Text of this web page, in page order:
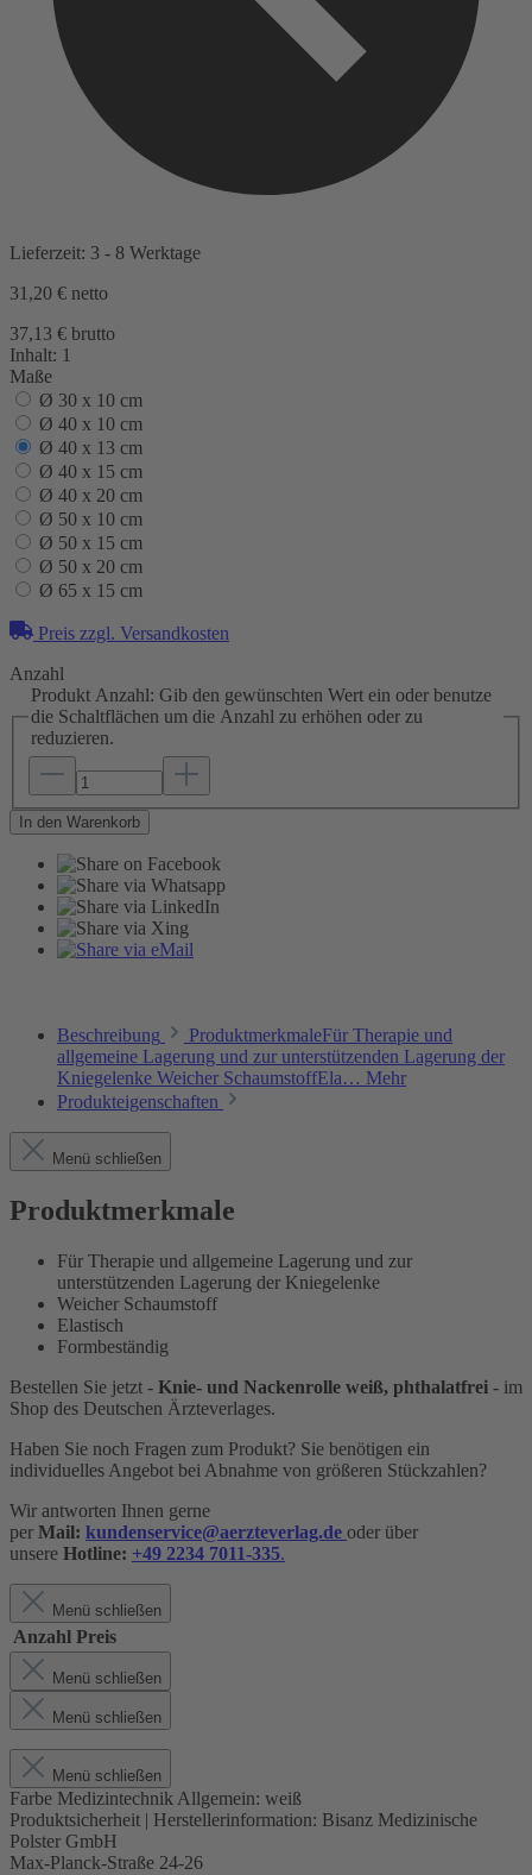
Lieferzeit: 3 - 8 Werktage
31,20 € netto
37,13 € brutto
Inhalt: 1
Maße
Ø 30 x 10 cm
Ø 40 x 10 cm
Ø 40 x 13 cm
Ø 40 x 15 cm
Ø 40 x 20 cm
Ø 50 x 10 cm
Ø 50 x 15 cm
Ø 50 x 20 cm
Ø 65 x 15 cm
Preis zzgl. Versandkosten
Anzahl
Produkt Anzahl: Gib den gewünschten Wert ein oder benutze
die Schaltflächen um die Anzahl zu erhöhen oder zu
reduzieren.
In den Warenkorb
Beschreibung
ProduktmerkmaleFür Therapie und
allgemeine Lagerung und zur unterstützenden Lagerung der
Kniegelenke Weicher SchaumstoffEla… Mehr
Produkteigenschaften
Menü schließen
Produktmerkmale
Für Therapie und allgemeine Lagerung und zur
unterstützenden Lagerung der Kniegelenke
Weicher Schaumstoff
Elastisch
Formbeständig
Bestellen Sie jetzt - Knie- und Nackenrolle weiß, phthalatfrei - im
Shop des Deutschen Ärzteverlages.
Haben Sie noch Fragen zum Produkt? Sie benötigen ein
individuelles Angebot bei Abnahme von größeren Stückzahlen?
Wir antworten Ihnen gerne
per Mail: kundenservice@aerzteverlag.de oder über
unsere Hotline: +49 2234 7011-335.
Menü schließen
Anzahl Preis
Menü schließen
Menü schließen
Menü schließen
Farbe Medizintechnik Allgemein: weiß
Produktsicherheit | Herstellerinformation: Bisanz Medizinische
Polster GmbH
Max-Planck-Straße 24-26